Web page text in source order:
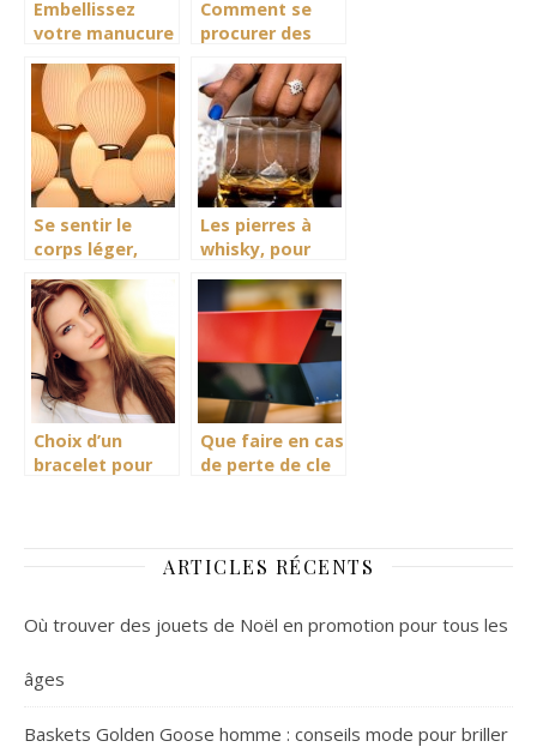
Embellissez
votre manucure
uv à ongles
Comment se
procurer des
diamant sur
mesure et
authentiques?
Se sentir le
corps léger,
luminothérapie
Les pierres à
whisky, pour
goût
Choix d’un
bracelet pour
Que faire en cas
de perte de cle
lettres ?
ARTICLES RÉCENTS
Où trouver des jouets de Noël en promotion pour tous les
âges
Baskets Golden Goose homme : conseils mode pour briller